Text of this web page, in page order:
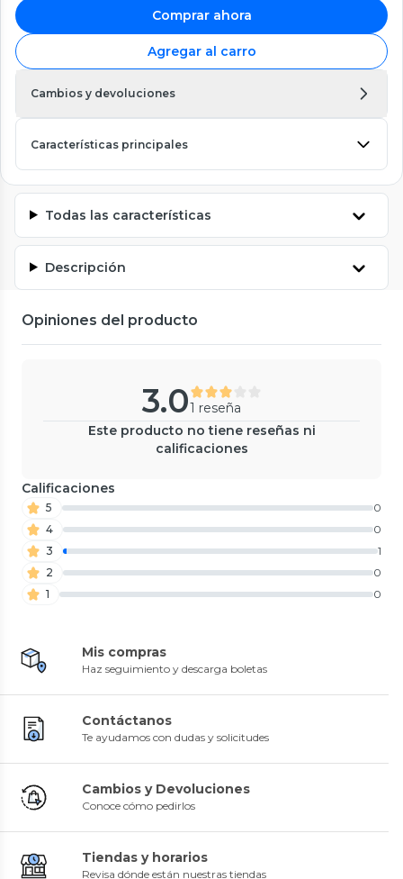
Comprar ahora
Agregar al carro
Cambios y devoluciones
Características principales
Todas las características
Descripción
Opiniones del producto
3.01 reseña
Este producto no tiene reseñas ni
calificaciones
Calificaciones
5
0
4
0
3
1
2
0
1
0
Mis compras
Haz seguimiento y descarga boletas
Contáctanos
Te ayudamos con dudas y solicitudes
Cambios y Devoluciones
Conoce cómo pedirlos
Tiendas y horarios
Revisa dónde están nuestras tiendas